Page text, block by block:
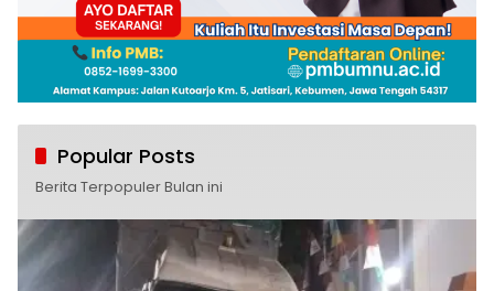
Popular Posts
Berita Terpopuler Bulan ini